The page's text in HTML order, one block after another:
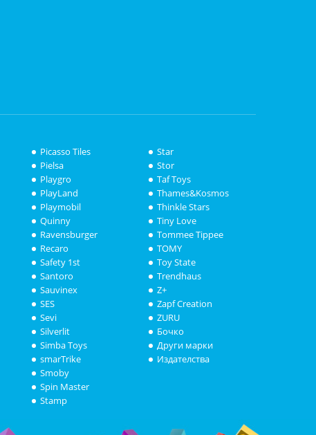
Picasso Tiles
Pielsa
Playgro
PlayLand
Playmobil
Quinny
Ravensburger
Recaro
Safety 1st
Santoro
Sauvinex
SES
Sevi
Silverlit
Simba Toys
smarTrike
Smoby
Spin Master
Stamp
Star
Stor
Taf Toys
Thames&Kosmos
Thinkle Stars
Tiny Love
Tommee Tippee
TOMY
Toy State
Trendhaus
Z+
Zapf Creation
ZURU
Бочко
Други марки
Издателства